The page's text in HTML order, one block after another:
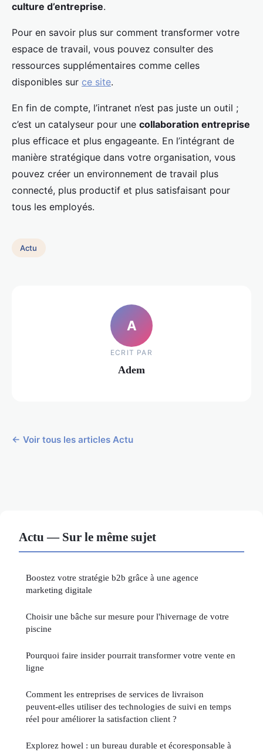
culture d’entreprise.
Pour en savoir plus sur comment transformer votre
espace de travail, vous pouvez consulter des
ressources supplémentaires comme celles
disponibles sur ce site.
En fin de compte, l’intranet n’est pas juste un outil ;
c’est un catalyseur pour une collaboration entreprise
plus efficace et plus engageante. En l’intégrant de
manière stratégique dans votre organisation, vous
pouvez créer un environnement de travail plus
connecté, plus productif et plus satisfaisant pour
tous les employés.
Actu
A
ECRIT PAR
Adem
← Voir tous les articles Actu
Actu — Sur le même sujet
Boostez votre stratégie b2b grâce à une agence
marketing digitale
Choisir une bâche sur mesure pour l'hivernage de votre
piscine
Pourquoi faire insider pourrait transformer votre vente en
ligne
Comment les entreprises de services de livraison
peuvent-elles utiliser des technologies de suivi en temps
réel pour améliorer la satisfaction client ?
Explorez howel : un bureau durable et écoresponsable à